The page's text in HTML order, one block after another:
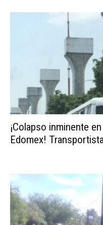
¡Colapso inminente
Edomex!